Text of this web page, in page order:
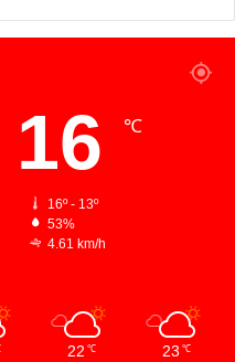
16 ℃
16º - 13º
53%
4.61 km/h
22 ℃ 23 ℃